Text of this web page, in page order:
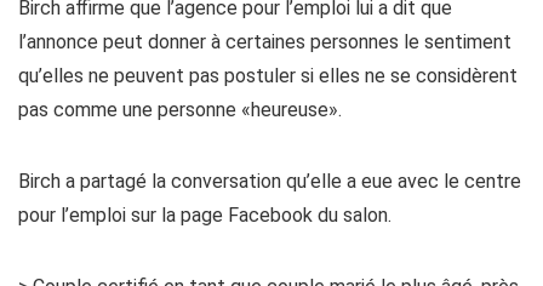
Birch affirme que l’agence pour l’emploi lui a dit que
l’annonce peut donner à certaines personnes le sentiment
qu’elles ne peuvent pas postuler si elles ne se considèrent
pas comme une personne «heureuse».
Birch a partagé la conversation qu’elle a eue avec le centre
pour l’emploi sur la page Facebook du salon.